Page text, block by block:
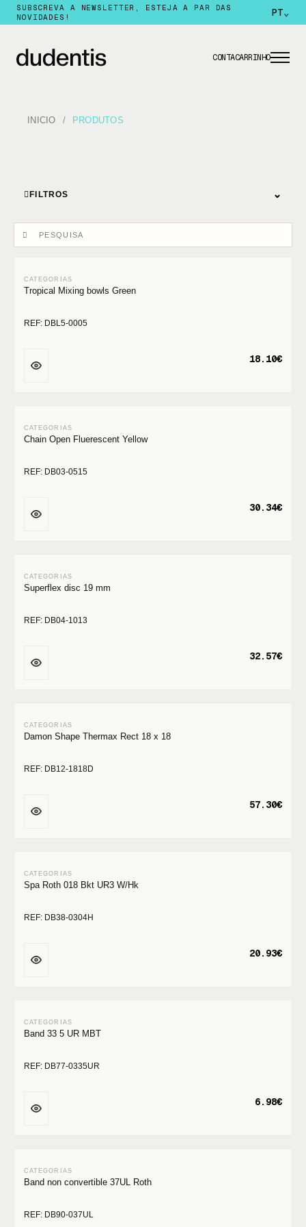
SUBSCREVA A NEWSLETTER, ESTEJA A PAR DAS
NOVIDADES!
PT⌄
CONTACARRINHO
INICIO PRODUTOS
FILTROS ⌄
Tropical Mixing bowls Green
REF: DBL5-0005
18.10€
Chain Open Fluerescent Yellow
REF: DB03-0515
30.34€
Superflex disc 19 mm
REF: DB04-1013
32.57€
Damon Shape Thermax Rect 18 x 18
REF: DB12-1818D
57.30€
Spa Roth 018 Bkt UR3 W/Hk
REF: DB38-0304H
20.93€
Band 33 5 UR MBT
REF: DB77-0335UR
6.98€
Band non convertible 37UL Roth
REF: DB90-037UL